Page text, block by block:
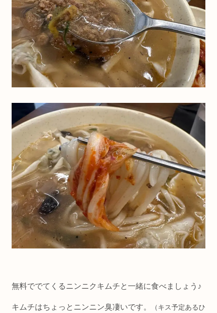
無料ででてくるニンニクキムチと一緒に食べましょう♪
キムチはちょっとニンニン臭凄いです。
（キス予定あるひ